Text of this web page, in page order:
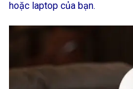
hoặc laptop của bạn.